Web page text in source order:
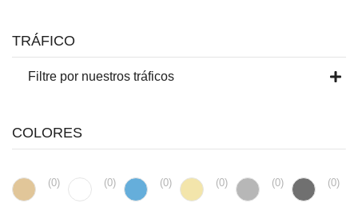
TRÁFICO
Filtre por nuestros tráficos
COLORES
(0) (0) (0) (0) (0) (0)